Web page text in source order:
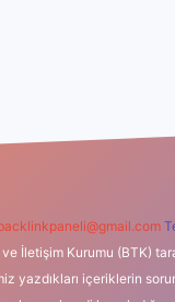
İletişim Kurumu (BTK)
yazdıkları içeriklerin